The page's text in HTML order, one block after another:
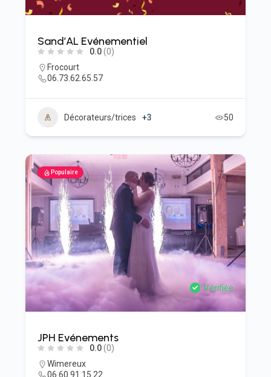
Sand’AL Evénementiel
0.0(0)
Frocourt
06.73.62.65.57
Décorateurs/trices +3 50
Populaire
Vérifiée
JPH Evénements
0.0(0)
Wimereux
06.60.91.15.22